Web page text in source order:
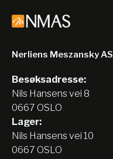
Nerliens Meszansky AS
Besøksadresse:
Nils Hansens vei 8
0667 OSLO
Lager:
Nils Hansens vei 10
0667 OSLO